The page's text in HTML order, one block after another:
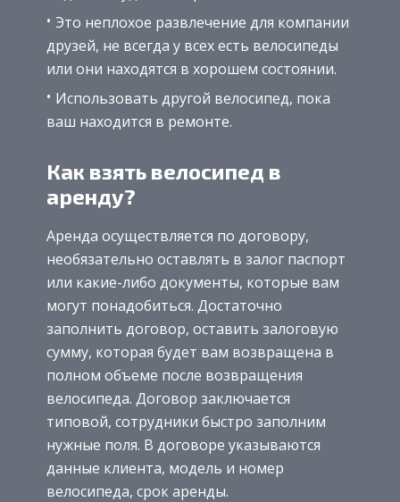
Это неплохое развлечение для компании
друзей, не всегда у всех есть велосипеды
или они находятся в хорошем состоянии.
Использовать другой велосипед, пока
ваш находится в ремонте.
Как взять велосипед в
аренду?
Аренда осуществляется по договору,
необязательно оставлять в залог паспорт
или какие-либо документы, которые вам
могут понадобиться. Достаточно
заполнить договор, оставить залоговую
сумму, которая будет вам возвращена в
полном объеме после возвращения
велосипеда. Договор заключается
типовой, сотрудники быстро заполним
нужные поля. В договоре указываются
данные клиента, модель и номер
велосипеда, срок аренды.